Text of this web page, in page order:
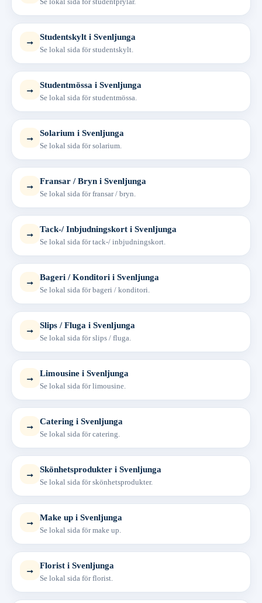
→ Studentskylt i Svenljunga
Se lokal sida för studentskylt.
→ Studentmössa i Svenljunga
Se lokal sida för studentmössa.
→ Solarium i Svenljunga
Se lokal sida för solarium.
→ Fransar / Bryn i Svenljunga
Se lokal sida för fransar / bryn.
→ Tack-/ Inbjudningskort i Svenljunga
Se lokal sida för tack-/ inbjudningskort.
→ Bageri / Konditori i Svenljunga
Se lokal sida för bageri / konditori.
→ Slips / Fluga i Svenljunga
Se lokal sida för slips / fluga.
→ Limousine i Svenljunga
Se lokal sida för limousine.
→ Catering i Svenljunga
Se lokal sida för catering.
→ Skönhetsprodukter i Svenljunga
Se lokal sida för skönhetsprodukter.
→ Make up i Svenljunga
Se lokal sida för make up.
→ Florist i Svenljunga
Se lokal sida för florist.